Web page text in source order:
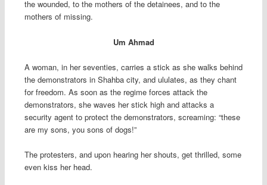
the wounded, to the mothers of the detainees, and to the
mothers of missing.
Um Ahmad
A woman, in her seventies, carries a stick as she walks behind
the demonstrators in Shahba city, and ululates, as they chant
for freedom. As soon as the regime forces attack the
demonstrators, she waves her stick high and attacks a
security agent to protect the demonstrators, screaming: “these
are my sons, you sons of dogs!”
The protesters, and upon hearing her shouts, get thrilled, some
even kiss her head.